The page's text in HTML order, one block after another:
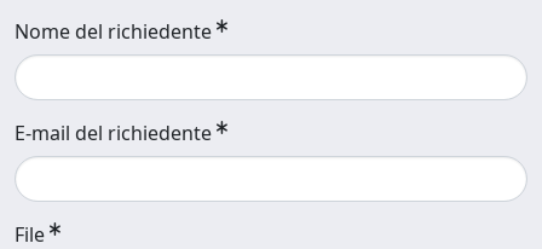
Nome del richiedente
E-mail del richiedente
File